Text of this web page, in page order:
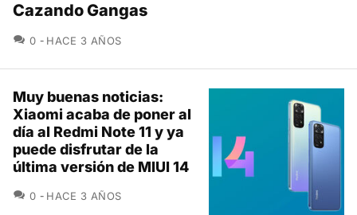
Cazando Gangas
0 COMENTARIOS
HACE 3 AÑOS
Muy buenas noticias:
Xiaomi acaba de poner al
día al Redmi Note 11 y ya
puede disfrutar de la
última versión de MIUI 14
0 COMENTARIOS
HACE 3 AÑOS